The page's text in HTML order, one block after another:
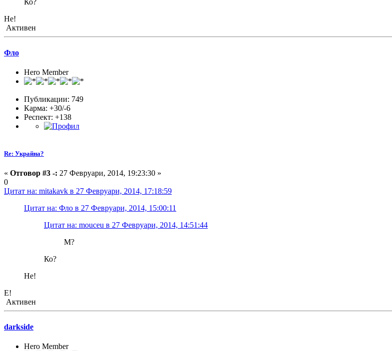
Ко?
Не!
Активен
Фло
Hero Member
Публикации: 749
Карма: +30/-6
Респект: +138
Re: Украйна?
« Отговор #3 -: 27 Февруари, 2014, 19:23:30 »
0
Цитат на: mitakavk в 27 Февруари, 2014, 17:18:59
Цитат на: Фло в 27 Февруари, 2014, 15:00:11
Цитат на: mouceu в 27 Февруари, 2014, 14:51:44
М?
Ко?
Не!
Е!
Активен
darkside
Hero Member